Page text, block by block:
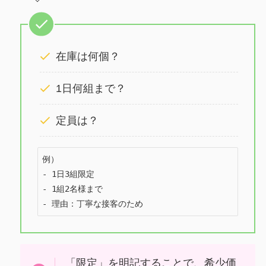
在庫は何個？
1日何組まで？
定員は？
例）
- 1日3組限定
- 1組2名様まで
- 理由：丁寧な接客のため
「限定」を明記することで、希少価